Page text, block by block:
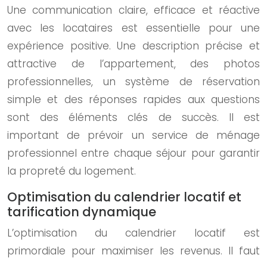
Une communication claire, efficace et réactive
avec les locataires est essentielle pour une
expérience positive. Une description précise et
attractive de l’appartement, des photos
professionnelles, un système de réservation
simple et des réponses rapides aux questions
sont des éléments clés de succès. Il est
important de prévoir un service de ménage
professionnel entre chaque séjour pour garantir
la propreté du logement.
Optimisation du calendrier locatif et
tarification dynamique
L’optimisation du calendrier locatif est
primordiale pour maximiser les revenus. Il faut